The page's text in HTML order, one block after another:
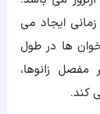
زمانی ایجاد می
ها در طول
مفصل زانوها،
کند.